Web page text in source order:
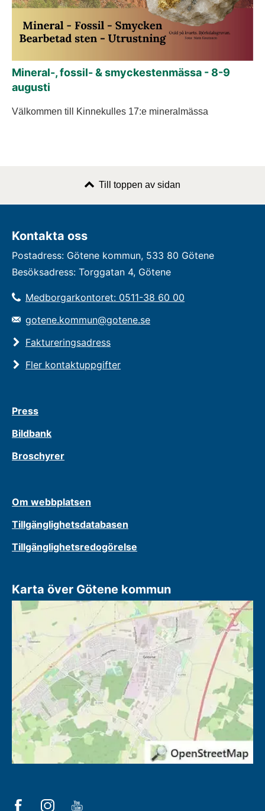
Mineral-, fossil- & smyckestenmässa - 8-9
augusti
Välkommen till Kinnekulles 17:e mineralmässa
Till toppen av sidan
Kontakta oss
Postadress: Götene kommun, 533 80 Götene
Besöksadress: Torggatan 4, Götene
Medborgarkontoret: 0511-38 60 00
gotene.kommun@gotene.se
Faktureringsadress
Fler kontaktuppgifter
Press
Bildbank
Broschyrer
Om webbplatsen
Tillgänglighetsdatabasen
Tillgänglighetsredogörelse
Karta över Götene kommun